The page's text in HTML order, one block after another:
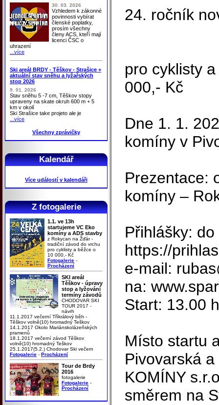
30. 03. 2026
Vzhledem k zákonné
povinnosti vybírat
členské poplatky,
prosím všechny
členy ACS, kteří mají
licenci ČSC o
uhrazení
...více
Ski areál BRDY - Těškov - Strašice +
aktuální stav sněhu a lyžařských
stop 2026
9. 01. 2026
Stav sněhu 5 -7 cm, Těškov stopy
upraveny na skate okruh 600 m + 5
km v okolí
Ski Strašice take projeto ale je
...více
Všechny zprávičky
Kalendář
Více událostí v kalendáři
Z fotogalerie
1.1. ve 13h
startujeme VC Eko
komíny a ADS stavby
z Rokycan na Žďár -
tradiční závod do vrchu
pro cyklisty a běžce o
10 000,- Kč
Fotogalerie -
Procházení
SKI areál
Těškov - úpravy
stop a lyžování
termíny závodů
CHODOVAR SKI
TOUR 2017 -
návrh
11.1.2017 večerní Tříkrálový běh -
Těškov volně(10) hromadný Teškov
14.1.2017 Okolo Mariánskolázeňských
pramenů
18.1.2017 večerní závod Těškov
volně(10) hromadný Teškov
25.1.2017(5.2.) Chodovar Ski večern
Fotogalerie - Procházení
Tour de Brdy
2016
fotogalerie
Fotogalerie -
Procházení
24. ročník
pro cyklisty
000,- Kč
Dne 1. 1.
komíny v
Prezentace:
komíny –
Přihlášky:
https://
e-mail:
na:
Start: 13.00
Místo startu
Pivovarská
KOMÍNY
směrem na